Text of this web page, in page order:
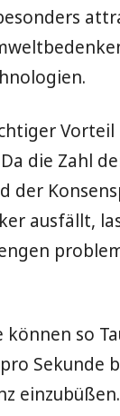
Vorteil
die Zahl
der
ausfällt,
können so
Sekunde
einzubüßen.